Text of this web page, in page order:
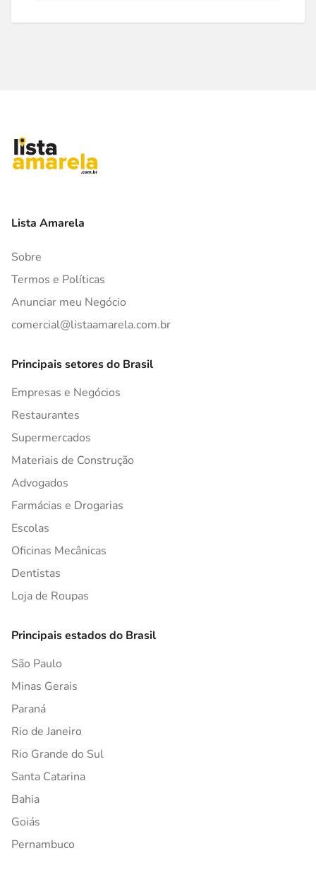
Lista Amarela
Sobre
Termos e Políticas
Anunciar meu Negócio
comercial@listaamarela.com.br
Principais setores do Brasil
Empresas e Negócios
Restaurantes
Supermercados
Materiais de Construção
Advogados
Farmácias e Drogarias
Escolas
Oficinas Mecânicas
Dentistas
Loja de Roupas
Principais estados do Brasil
São Paulo
Minas Gerais
Paraná
Rio de Janeiro
Rio Grande do Sul
Santa Catarina
Bahia
Goiás
Pernambuco